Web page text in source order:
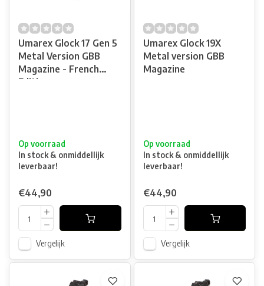
Umarex Glock 17 Gen 5
Metal Version GBB
Magazine - French
Edition
Op voorraad
In stock & onmiddellijk
leverbaar!
€44,90
Vergelijk
Umarex Glock 19X
Metal version GBB
Magazine
Op voorraad
In stock & onmiddellijk
leverbaar!
€44,90
Vergelijk